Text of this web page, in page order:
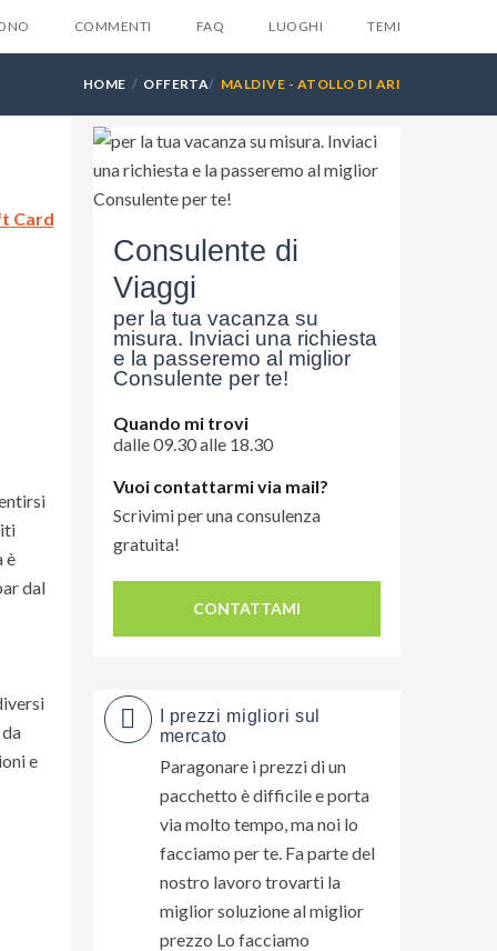
tua email e ti invieremo
6 suggerimenti
ti dara mai...
COMMENTI FAQ LUOGHI TEMI
HOME OFFERTA MALDIVE - ATOLLO DI ARI
Card
è
dal
e
Consulente di
Viaggi
per la tua vacanza su
misura. Inviaci una richiesta
e la passeremo al miglior
Consulente per te!
Quando mi trovi
dalle 09.30 alle 18.30
Vuoi contattarmi via mail?
Scrivimi per una consulenza
gratuita!
CONTATTAMI
I prezzi migliori sul
mercato
Paragonare i prezzi di un
pacchetto è difficile e porta
via molto tempo, ma noi lo
facciamo per te. Fa parte del
nostro lavoro trovarti la
miglior soluzione al miglior
prezzo Lo facciamo